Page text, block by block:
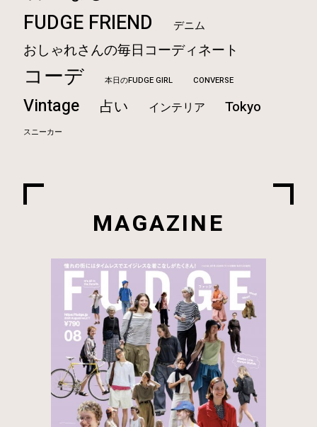
FUDGE FRIEND デニム
おしゃれさんの毎日コーディネート
コーデ 本日のFUDGE GIRL CONVERSE
Vintage 占い インテリア Tokyo
スニーカー
MAGAZINE